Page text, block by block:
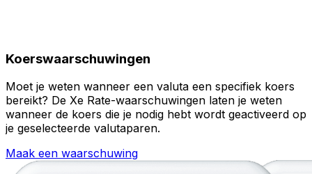
Koerswaarschuwingen
Moet je weten wanneer een valuta een specifiek koers
bereikt? De Xe Rate-waarschuwingen laten je weten
wanneer de koers die je nodig hebt wordt geactiveerd op
je geselecteerde valutaparen.
Maak een waarschuwing